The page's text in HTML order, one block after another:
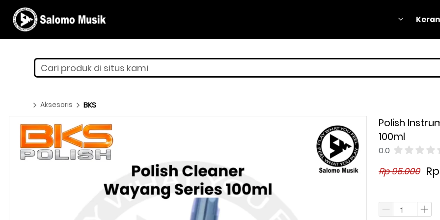
Cari produk di situs kami
Aksesoris BKS
Polish
100ml
0.0
Rp 95.000